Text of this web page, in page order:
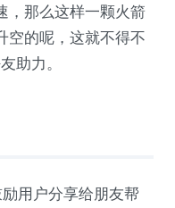
，那么这样一颗火箭
空的呢，这就不得不
助力。
用户分享给朋友帮